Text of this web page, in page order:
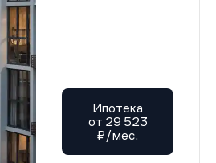
Ипотека
от 29 523
₽/мес.